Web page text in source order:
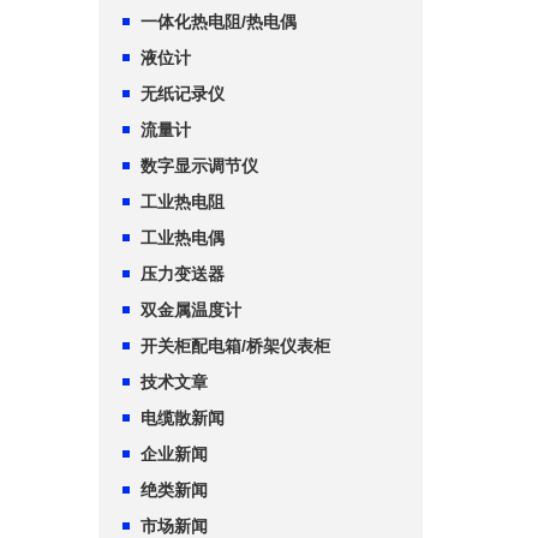
一体化热电阻/热电偶
液位计
无纸记录仪
流量计
数字显示调节仪
工业热电阻
工业热电偶
压力变送器
双金属温度计
开关柜配电箱/桥架仪表柜
技术文章
电缆散新闻
企业新闻
绝类新闻
市场新闻